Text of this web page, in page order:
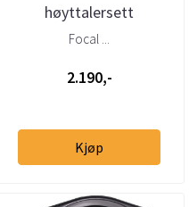
høyttalersett
Focal ...
2.190,-
Kjøp